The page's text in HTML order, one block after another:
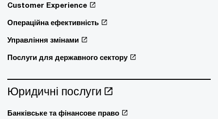
Customer Experience
Операційна ефективність
Управління змінами
Послуги для державного сектору
Юридичні послуги
Банківське та фінансове право